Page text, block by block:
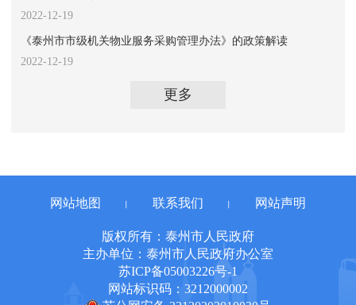
2022-12-19
《泰州市市级机关物业服务采购管理办法》的政策解读
2022-12-19
更多
网站地图 联系我们 网站声明
版权所有：泰州市人民政府
主办单位：泰州市人民政府办公室
苏ICP备05003226号-1
网站标识码：3212000002